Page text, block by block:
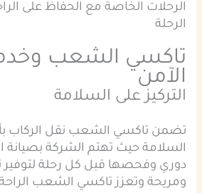
الرحلات الخاصة مع الحفاظ على
الرحلة
تاكسي الشعب
الآمن
التركيز على السلامة
تضمن تاكسي الشعب نقل الركاب
السلامة حيث تهتم الشركة
دوري وفحصها قبل كل رحلة لتوفير
ومريحة وتعزز تاكسي الشعب